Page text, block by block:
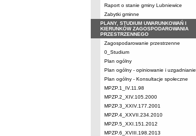
Raport o stanie gminy Lubniewice
Zabytki gminne
PLANY, STUDIUM UWARUNKOWAŃ I
KIERUNKÓW ZAGOSPODAROWANIA
PRZESTRZENNEGO
Zagospodarowanie przestrzenne
0_Studium
Plan ogólny
Plan ogólny - opiniowanie i uzgadnianie
Plan ogólny - Konsultacje społeczne
MPZP.1_IV.11.98
MPZP.2_XIV.105.2000
MPZP.3_XXIV.177.2001
MPZP.4_XXVII.234.2010
MPZP.5_XXI.151.2012
MPZP.6_XVIII.198.2013